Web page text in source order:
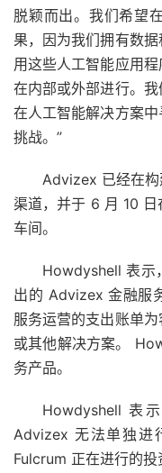
脱颖而出。我们希望
果，因为我们拥有数
用这些人工智能应用
在内部或外部进行。
在人工智能解决方案
挑战。”
Advizex 已经在构
渠道，并于 6 月 10
车间。
Howdyshell 表示
出的 Advizex 金融服
服务运营的支出账单
或其他解决方案。
务产品。
Howdyshell 表
Advizex 无法单独进
Fulcrum 正在进行的